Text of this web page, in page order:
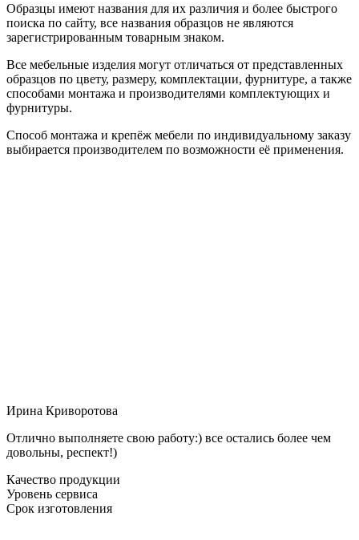
Образцы имеют названия для их различия и более быстрого
поиска по сайту, все названия образцов не являются
зарегистрированным товарным знаком.
Все мебельные изделия могут отличаться от представленных
образцов по цвету, размеру, комплектации, фурнитуре, а также
способами монтажа и производителями комплектующих и
фурнитуры.
Способ монтажа и крепёж мебели по индивидуальному заказу
выбирается производителем по возможности её применения.
Ирина Криворотова
Отлично выполняете свою работу:) все остались более чем
довольны, респект!)
Качество продукции
Уровень сервиса
Срок изготовления